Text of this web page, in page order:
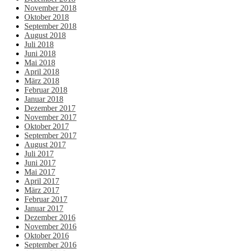
November 2018
Oktober 2018
September 2018
August 2018
Juli 2018
Juni 2018
Mai 2018
April 2018
März 2018
Februar 2018
Januar 2018
Dezember 2017
November 2017
Oktober 2017
September 2017
August 2017
Juli 2017
Juni 2017
Mai 2017
April 2017
März 2017
Februar 2017
Januar 2017
Dezember 2016
November 2016
Oktober 2016
September 2016